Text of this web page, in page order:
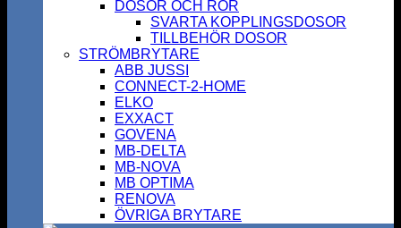
DOSOR OCH RÖR
SVARTA KOPPLINGSDOSOR
TILLBEHÖR DOSOR
STRÖMBRYTARE
ABB JUSSI
CONNECT-2-HOME
ELKO
EXXACT
GOVENA
MB-DELTA
MB-NOVA
MB OPTIMA
RENOVA
ÖVRIGA BRYTARE